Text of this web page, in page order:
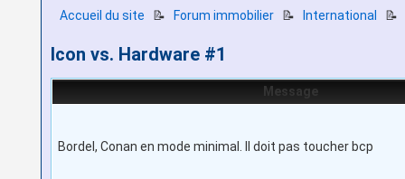
Accueil du site
📝 Forum immobilier 📝 International 📝
Icon vs. Hardware #1
Message
Bordel, Conan en mode minimal. Il doit pas toucher bcp